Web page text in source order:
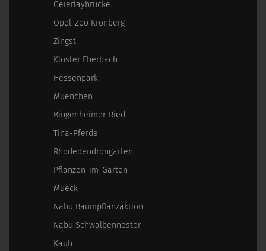
Geierlaybrücke
Opel-Zoo Kronberg
Zingst
Kloster Eberbach
Hessenpark
Muenchen
Bingenheimer-Ried
Tina-Pferde
Rhodedendrongarten
Pflanzen-im-Garten
Mueck
Nabu Baumpflanzaktion
Nabu Schwalbennester
Kaub